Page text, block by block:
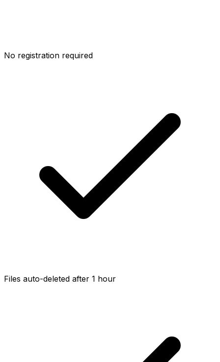
No registration required
Files auto-deleted after 1 hour